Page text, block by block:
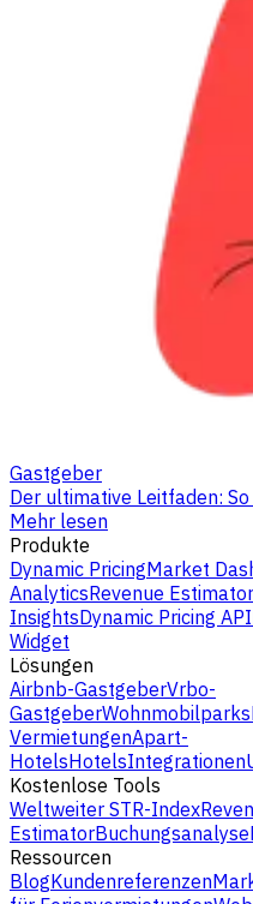
Gastgeber
Der ultimative Leitfaden:
Mehr lesen
Produkte
Dynamic PricingMarket
AnalyticsRevenue
InsightsDynamic Pricing API
Widget
Lösungen
Airbnb-GastgeberVrbo-
GastgeberWohnmobilparks
VermietungenApart-
HotelsHotelsIntegrationen
Kostenlose Tools
Weltweiter STR-Index
EstimatorBuchungsanalyse
Ressourcen
BlogKundenreferenzen